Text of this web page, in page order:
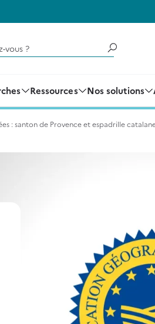
?
Ressources Nos solutions
: santon de Provence et espadrille